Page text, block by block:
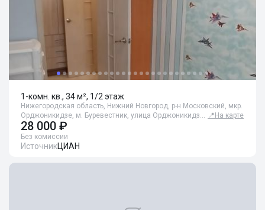
1-комн. кв., 34 м², 1/2 этаж
Нижегородская область, Нижний Новгород, р-н Московский, мкр.
Орджоникидзе, м. Буревестник, улица Орджоникидз… 📍 На карте
28 000 ₽
Без комиссии
ИсточникЦИАН